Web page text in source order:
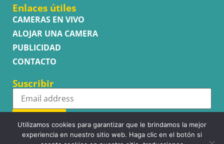
Enlaces útiles
CAMERAS EN VIVO
ALOJAR UNA CAMERA
PUBLICIDAD
CONTACTO
Suscribir
Subscribe
Utilizamos cookies para garantizar que le brindamos la mejor
experiencia en nuestro sitio web. Haga clic en el botón si